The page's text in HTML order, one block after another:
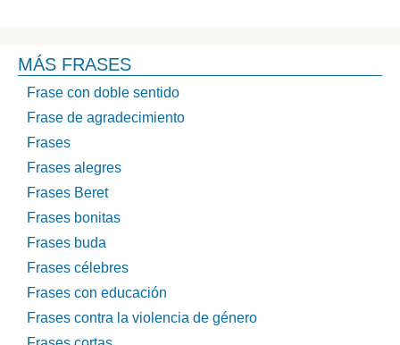
MÁS FRASES
Frase con doble sentido
Frase de agradecimiento
Frases
Frases alegres
Frases Beret
Frases bonitas
Frases buda
Frases célebres
Frases con educación
Frases contra la violencia de género